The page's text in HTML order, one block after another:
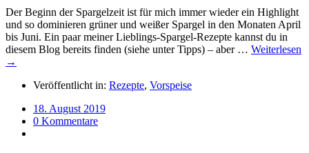
Der Beginn der Spargelzeit ist für mich immer wieder ein Highlight
und so dominieren grüner und weißer Spargel in den Monaten April
bis Juni. Ein paar meiner Lieblings-Spargel-Rezepte kannst du in
diesem Blog bereits finden (siehe unter Tipps) – aber … Weiterlesen
→
Veröffentlicht in: Rezepte, Vorspeise
18. August 2019
0 Kommentare